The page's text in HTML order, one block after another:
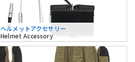
ヘルメットアクセサリー
Helmet Accessory